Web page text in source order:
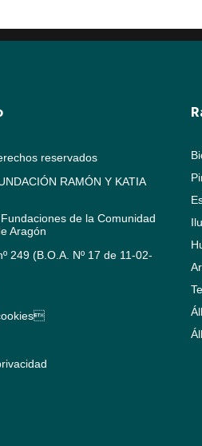
reservados
RAMÓN Y KATIA
de la Comunidad
Aragón
249 (B.O.A. Nº 17 de 11-02-